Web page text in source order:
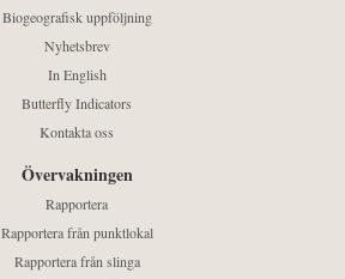
Biogeografisk uppföljning
Nyhetsbrev
In English
Butterfly Indicators
Kontakta oss
Övervakningen
Rapportera
Rapportera från punktlokal
Rapportera från slinga